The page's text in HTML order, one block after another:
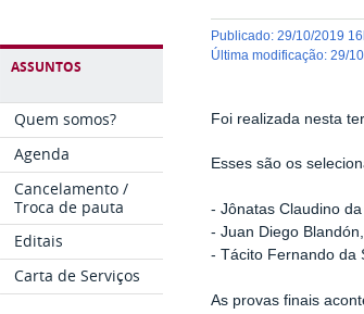
ASSUNTOS
Quem somos?
Agenda
Cancelamento /
Troca de pauta
Editais
Carta de Serviços
publicado:29/10/2019
última modificação:29/
Foi realizada nesta
Esses são os
- Jônatas Claudino
- Juan Diego
- Tácito Fernando da
As provas finais